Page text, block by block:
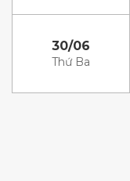
30/06
Thứ Ba